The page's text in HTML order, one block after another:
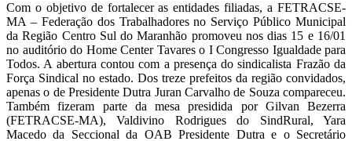
Com o objetivo de fortalecer as entidades filiadas, a FETRACSE-
MA – Federação dos Trabalhadores no Serviço Público Municipal
da Região Centro Sul do Maranhão promoveu nos dias 15 e 16/01
no auditório do Home Center Tavares o I Congresso Igualdade para
Todos. A abertura contou com a presença do sindicalista Frazão da
Força Sindical no estado. Dos treze prefeitos da região convidados,
apenas o de Presidente Dutra Juran Carvalho de Souza compareceu.
Também fizeram parte da mesa presidida por Gilvan Bezerra
(FETRACSE-MA), Valdivino Rodrigues do SindRural, Yara
Macedo da Seccional da OAB Presidente Dutra e o Secretário